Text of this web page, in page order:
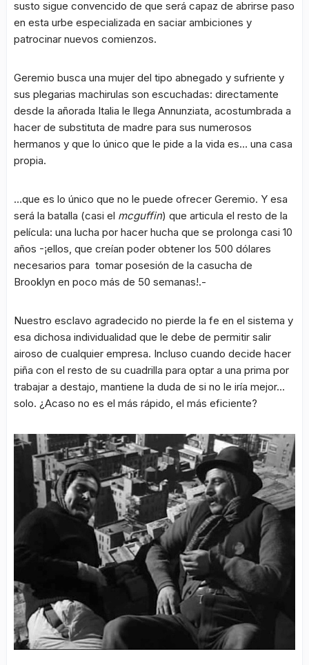
susto sigue convencido de que será capaz de abrirse paso
en esta urbe especializada en saciar ambiciones y
patrocinar nuevos comienzos.
Geremio busca una mujer del tipo abnegado y sufriente y
sus plegarias machirulas son escuchadas: directamente
desde la añorada Italia le llega Annunziata, acostumbrada a
hacer de substituta de madre para sus numerosos
hermanos y que lo único que le pide a la vida es… una casa
propia.
…que es lo único que no le puede ofrecer Geremio. Y esa
será la batalla (casi el mcguffin) que articula el resto de la
película: una lucha por hacer hucha que se prolonga casi 10
años -¡ellos, que creían poder obtener los 500 dólares
necesarios para tomar posesión de la casucha de
Brooklyn en poco más de 50 semanas!.-
Nuestro esclavo agradecido no pierde la fe en el sistema y
esa dichosa individualidad que le debe de permitir salir
airoso de cualquier empresa. Incluso cuando decide hacer
piña con el resto de su cuadrilla para optar a una prima por
trabajar a destajo, mantiene la duda de si no le iría mejor…
solo. ¿Acaso no es el más rápido, el más eficiente?